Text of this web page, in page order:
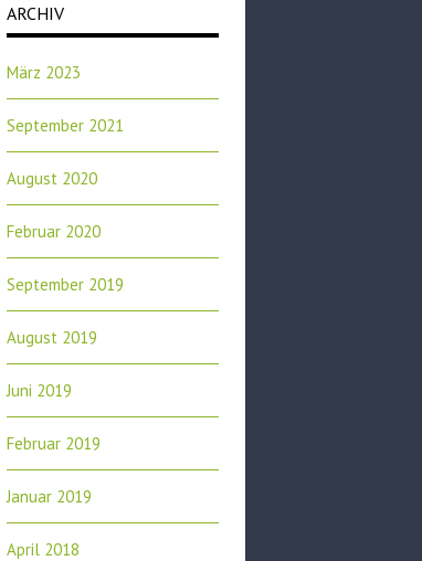
ARCHIV
März 2023
September 2021
August 2020
Februar 2020
September 2019
August 2019
Juni 2019
Februar 2019
Januar 2019
April 2018